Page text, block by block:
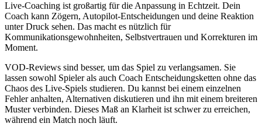
Live-Coaching ist großartig für die Anpassung in Echtzeit. Dein
Coach kann Zögern, Autopilot-Entscheidungen und deine Reaktion
unter Druck sehen. Das macht es nützlich für
Kommunikationsgewohnheiten, Selbstvertrauen und Korrekturen im
Moment.
VOD-Reviews sind besser, um das Spiel zu verlangsamen. Sie
lassen sowohl Spieler als auch Coach Entscheidungsketten ohne das
Chaos des Live-Spiels studieren. Du kannst bei einem einzelnen
Fehler anhalten, Alternativen diskutieren und ihn mit einem breiteren
Muster verbinden. Dieses Maß an Klarheit ist schwer zu erreichen,
während ein Match noch läuft.